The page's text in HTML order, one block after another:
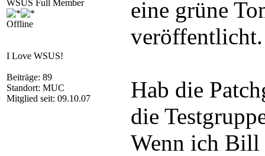
WSUS Full Member
Offline
I Love WSUS!
Beiträge: 89
Standort: MUC
Mitglied seit: 09.10.07
eine grüne
veröffentlicht.
Hab die
die
Wenn ich Bill